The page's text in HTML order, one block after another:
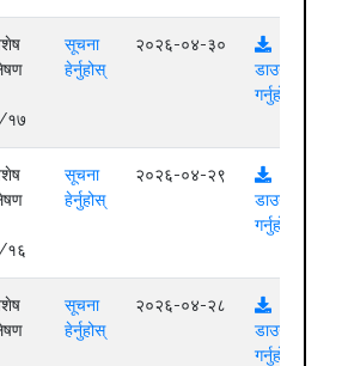
१७
सूचना
हेर्नुहोस्
२०२६-०४-३०
डाउनलोड
गर्नुहोस्
१६
सूचना
हेर्नुहोस्
२०२६-०४-२९
डाउनलोड
गर्नुहोस्
सूचना
हेर्नुहोस्
२०२६-०४-२८
डाउनलोड
गर्नुहोस्